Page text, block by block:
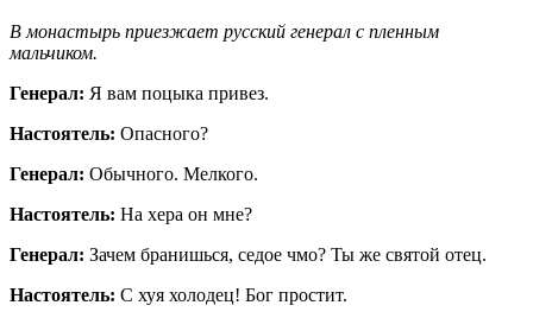
В монастырь приезжает русский генерал с пленным
мальчиком.
Генерал: Я вам поцыка привез.
Настоятель: Опасного?
Генерал: Обычного. Мелкого.
Настоятель: На хера он мне?
Генерал: Зачем бранишься, седое чмо? Ты же святой отец.
Настоятель: С хуя холодец! Бог простит.